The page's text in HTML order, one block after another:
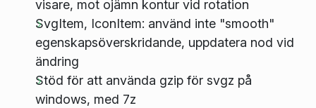
visare, mot ojämn kontur vid rotation
SvgItem, IconItem: använd inte "smooth"
egenskapsöverskridande, uppdatera nod vid
ändring
Stöd för att använda gzip för svgz på
windows, med 7z